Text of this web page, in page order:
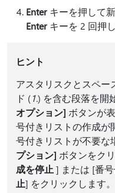
Enterキーを押して
Enterキーを 2 回押
ヒント
アスタリスクとスペー
ド (1.) を含む段落を開
オプション] ボタンが
号付きリストの作成が
号付きリストが不要な
プション] ボタンをク
成を停止 ] または [番
止] をクリックします。